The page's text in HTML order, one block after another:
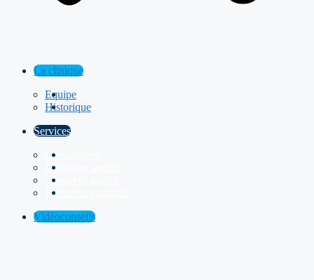
La clinique
Equipe
Historique
Services
Consultation
Dépistage auditif
Appareils auditif
Protecteurs auditifs
Vidéoconseils